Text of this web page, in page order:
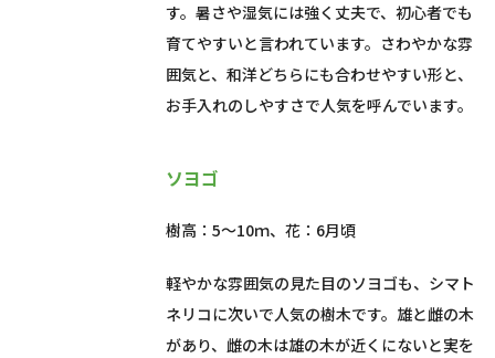
す。暑さや湿気には強く丈夫で、初心者でも
育てやすいと言われています。さわやかな雰
囲気と、和洋どちらにも合わせやすい形と、
お手入れのしやすさで人気を呼んでいます。
ソヨゴ
樹高：5～10ｍ、花：6月頃
軽やかな雰囲気の見た目のソヨゴも、シマト
ネリコに次いで人気の樹木です。雄と雌の木
があり、雌の木は雄の木が近くにないと実を